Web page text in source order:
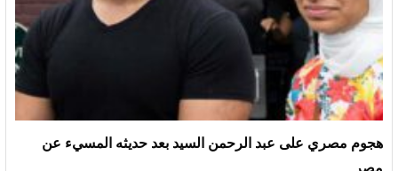
هجوم مصري على عبد الرحمن السيد بعد حديثه المسيء عن